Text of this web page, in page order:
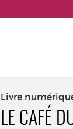
Livre
LE CAFÉ